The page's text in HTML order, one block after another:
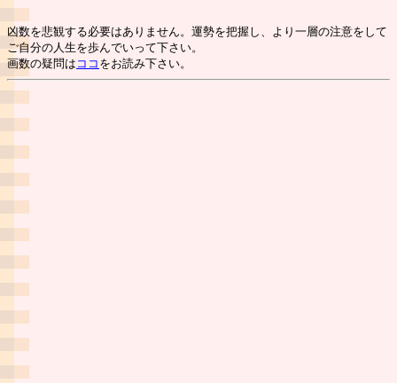
凶数を悲観する必要はありません。運勢を把握し、より一層の注意をして
ご自分の人生を歩んでいって下さい。
画数の疑問は ココ をお読み下さい。